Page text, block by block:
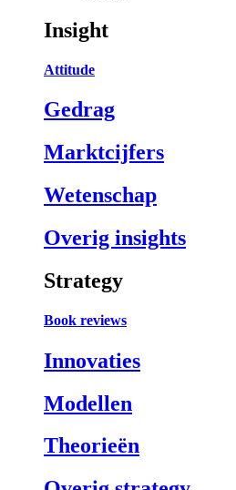
Insight
Attitude
Gedrag
Marktcijfers
Wetenschap
Overig insights
Strategy
Book reviews
Innovaties
Modellen
Theorieën